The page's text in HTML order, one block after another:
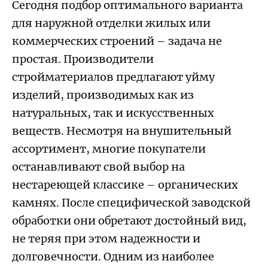
Сегодня подбор оптимального варианта
для наружной отделки жилых или
коммерческих строений – задача не
простая. Производители
стройматериалов предлагают уйму
изделий, производимых как из
натуральных, так и искусственных
веществ. Несмотря на внушительный
ассортимент, многие покупатели
останавливают свой выбор на
нестареющей классике – органических
камнях. После специфической заводской
обработки они обретают достойный вид,
не теряя при этом надежности и
долговечности. Одним из наиболее